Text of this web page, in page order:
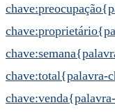
chave:preocupação
chave:proprietário
chave:semana
chave:total{palavra-
chave:venda{palavra-